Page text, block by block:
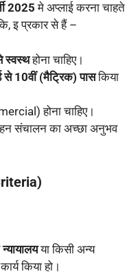
2025मे अप्लाई करना चाहते
इ प्रकार से हैं –
स्वस्थहोना चाहिए।
से 10वीं (मैट्रिक) पासकिया
होना चाहिए।
संचालन का अच्छा अनुभव
या किसी अन्य
किया हो।